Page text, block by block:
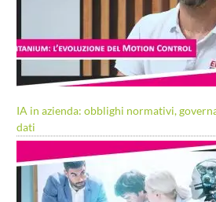
IA in azienda: obblighi normativi,
dati